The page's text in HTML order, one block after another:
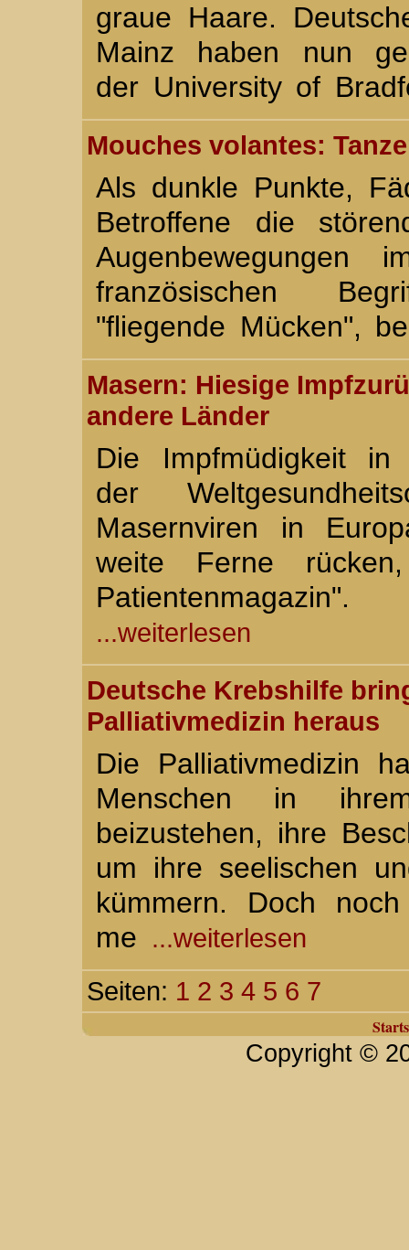
graue Haare.
Mainz haben nun
der University of
Mouches volantes:
Als dunkle Punkte,
Betroffene die
französischen
"fliegende Mücken",
Masern: Hiesige
andere Länder
Die Impfmüdigkeit
der
Masernviren in
weite Ferne
...weiterlesen
Deutsche Krebshilfe
Palliativmedizin heraus
Die Palliativmedizin
Menschen in
beizustehen, ihre
um ihre seelischen
kümmern. Doch
me ...weiterlesen
Seiten: 1 2 3 4 5 6 7
Copyright ©